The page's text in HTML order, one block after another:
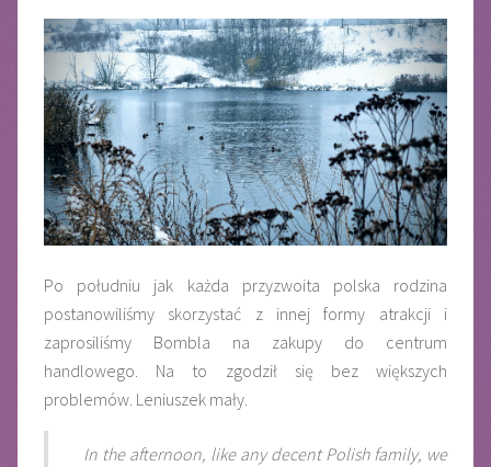
Po południu jak każda przyzwoita polska rodzina
postanowiliśmy skorzystać z innej formy atrakcji i
zaprosiliśmy Bombla na zakupy do centrum
handlowego. Na to zgodził się bez większych
problemów. Leniuszek mały.
In the afternoon, like any decent Polish family, we